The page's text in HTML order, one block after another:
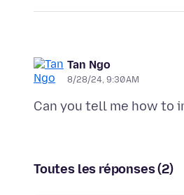
Tan Ngo
8/28/24, 9:30 AM
Toutes les réponses (2)